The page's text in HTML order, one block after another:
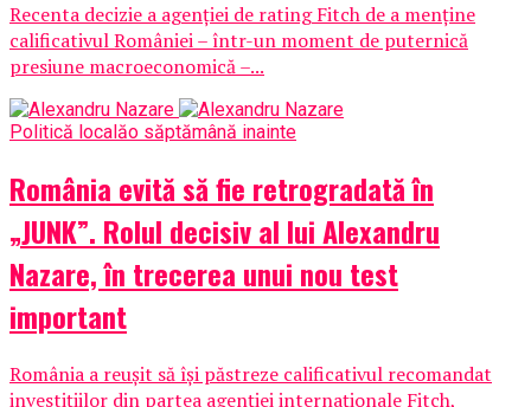
Recenta decizie a agenției de rating Fitch de a menține
calificativul României – într-un moment de puternică
presiune macroeconomică –...
Politică localăo săptămână inainte
România evită să fie retrogradată în
„JUNK”. Rolul decisiv al lui Alexandru
Nazare, în trecerea unui nou test
important
România a reușit să își păstreze calificativul recomandat
investițiilor din partea agenției internaționale Fitch,